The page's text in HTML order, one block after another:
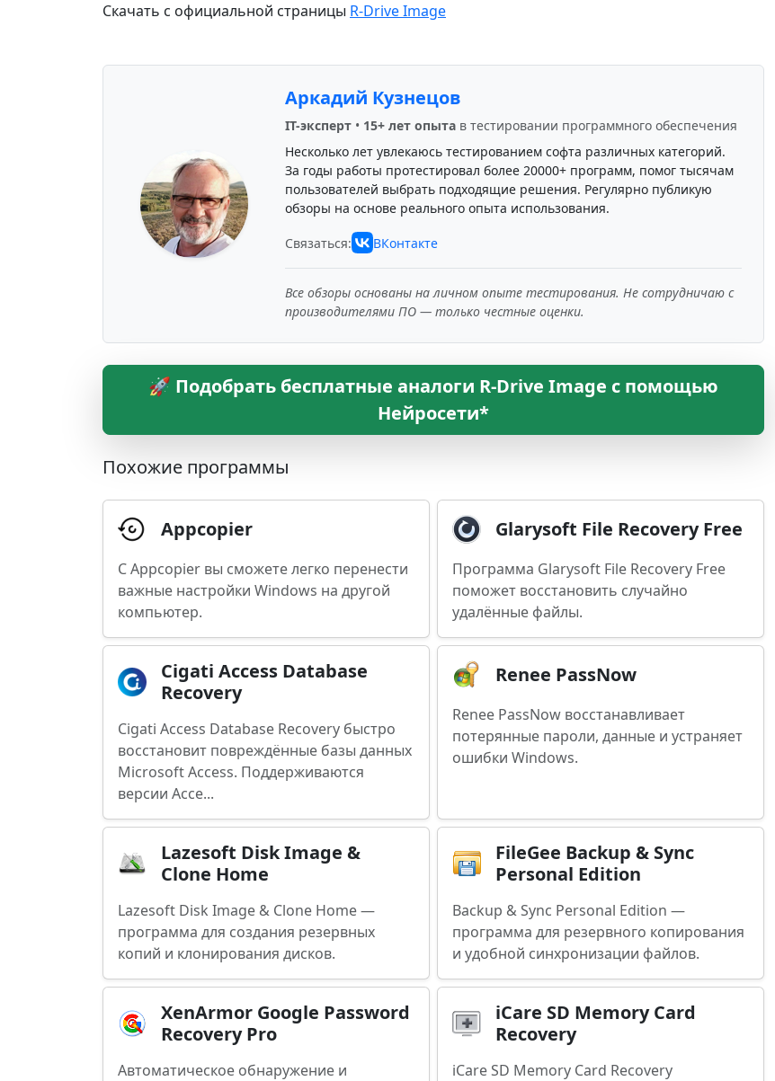
Скачать с официальной страницы R-Drive Image
Аркадий Кузнецов
IT-эксперт• 15+ лет опытав тестировании программного обеспечения
Несколько лет увлекаюсь тестированием софта различных категорий.
За годы работы протестировал более 20000+ программ, помог тысячам
пользователей выбрать подходящие решения. Регулярно публикую
обзоры на основе реального опыта использования.
Связаться: ВКонтакте
Все обзоры основаны на личном опыте тестирования. Не сотрудничаю с
производителями ПО — только честные оценки.
🚀 Подобрать бесплатные аналоги R-Drive Image с помощью
Нейросети*
Похожие программы
Appcopier
С Appcopier вы сможете легко перенести
важные настройки Windows на другой
компьютер.
Glarysoft File Recovery Free
Программа Glarysoft File Recovery Free
поможет восстановить случайно
удалённые файлы.
Cigati Access Database
Recovery
Cigati Access Database Recovery быстро
восстановит повреждённые базы данных
Microsoft Access. Поддерживаются
версии Acce...
Renee PassNow
Renee PassNow восстанавливает
потерянные пароли, данные и устраняет
ошибки Windows.
Lazesoft Disk Image &
Clone Home
Lazesoft Disk Image & Clone Home —
программа для создания резервных
копий и клонирования дисков.
FileGee Backup & Sync
Personal Edition
Backup & Sync Personal Edition —
программа для резервного копирования
и удобной синхронизации файлов.
XenArmor Google Password
Recovery Pro
Автоматическое обнаружение и
iCare SD Memory Card
Recovery
iCare SD Memory Card Recovery